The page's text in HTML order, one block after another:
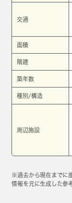
交通
面積
階建
築年数
種別/構造
周辺施設
※過去から現在までに
情報を元に生成した参